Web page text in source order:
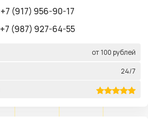
+7 (917) 956-90-17
+7 (987) 927-64-55
от 100 рублей
24/7